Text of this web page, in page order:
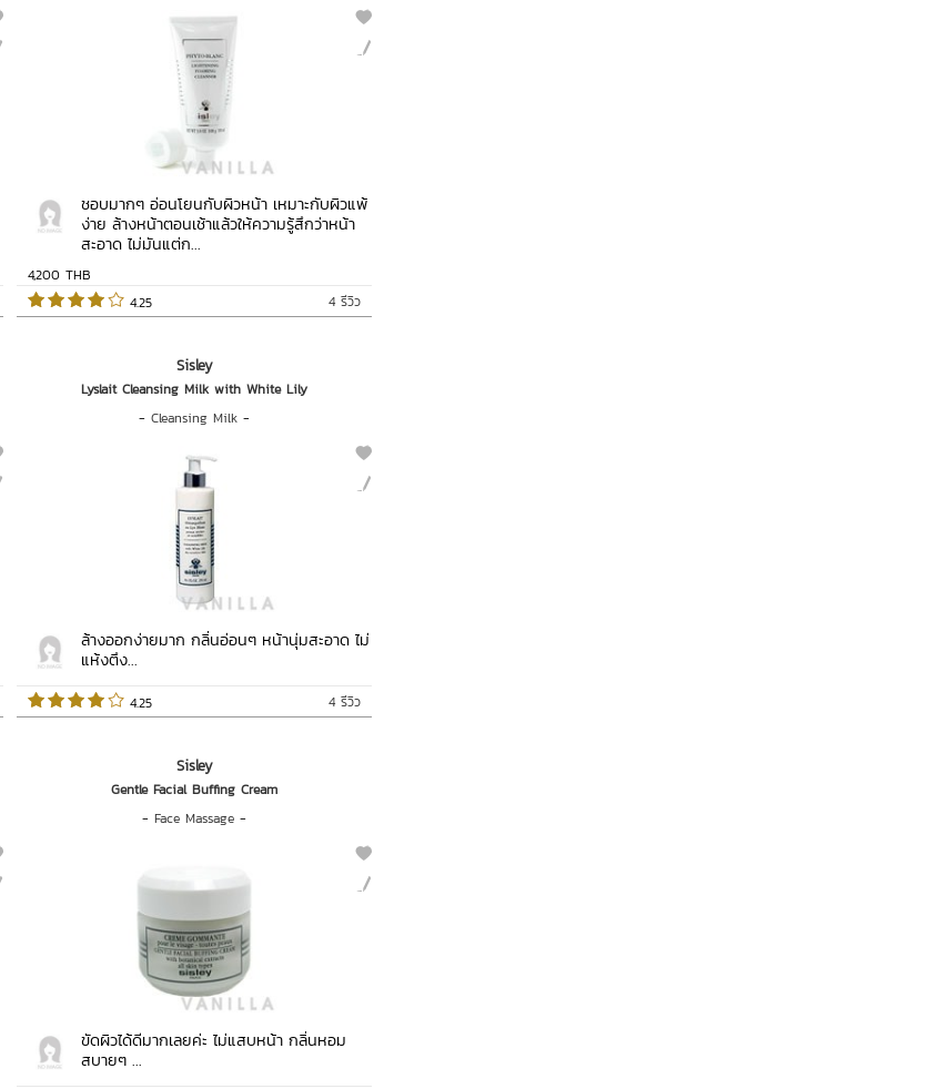
ชอบมากๆ อ่อนโยนกับผิวหน้า เหมาะกับผิวแพ้
ง่าย ล้างหน้าตอนเช้าแล้วให้ความรู้สึกว่าหน้า
สะอาด ไม่มันแต่ก...
4,200 THB
4 รีวิว
4.25
Sisley
Lyslait Cleansing Milk with White Lily
- Cleansing Milk -
ล้างออกง่ายมาก กลิ่นอ่อนๆ หน้านุ่มสะอาด ไม่
แห้งตึง...
4 รีวิว
4.25
Sisley
Gentle Facial Buffing Cream
- Face Massage -
ขัดผิวได้ดีมากเลยค่ะ ไม่แสบหน้า กลิ่นหอม
สบายๆ ...